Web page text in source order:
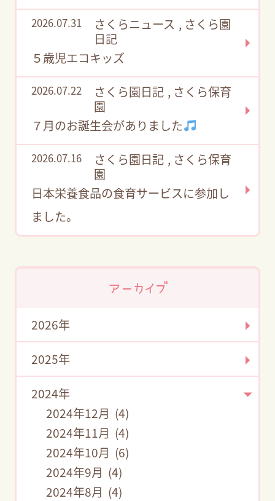
2026.07.31 さくらニュース , さくら園
日記
５歳児エコキッズ
2026.07.22 さくら園日記 , さくら保育
園
７月のお誕生会がありました
2026.07.16 さくら園日記 , さくら保育
園
日本栄養食品の食育サービスに参加し
ました。
アーカイブ
2026年
2025年
2024年
2024年12月 (4)
2024年11月 (4)
2024年10月 (6)
2024年9月 (4)
2024年8月 (4)